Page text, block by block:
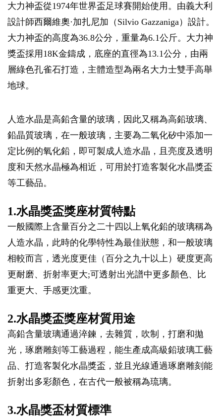
大力神盃從1974年世界盃足球賽開始使用。由義大利
設計師西爾維奧·加扎尼加（Silvio Gazzaniga）設計。
大力神盃的高度為36.8公分，重量為6.1公斤。大力神
獎盃採用18K金鑄成，底座的直徑為13.1公分，由兩
層綠色孔雀石打造，主體造型為兩名大力士雙手高舉
地球。
人造水晶是高鉛含量的玻璃，因此又稱為高鉛玻璃、
鉛晶質玻璃，在一般玻璃，主要為二氧化矽中添加一
定比例的氧化鉛，即可製成人造水晶，且亮度及透明
度和天然水晶極為相近，可用於打造客製化水晶獎盃
等工藝品。
1.水晶獎盃獎座材質特點
一般國際上含量百分之二十四以上氧化鉛的玻璃稱為
人造水晶，此時的化學特性為最佳狀態，和一般玻璃
相較而言，透光度更佳（百分之九十以上）硬度更高
更耐磨、折射率更大;可透射出光譜中更多顏色、比
重更大、手感更沈重。
2.水晶獎盃獎座材質用途
高鉛含量玻璃通過淬鍊，去雜質，吹制，打磨和拋
光，琢磨雕刻等工藝過程，能生產成高級鉛玻璃工藝
品、打造客製化水晶獎盃，並且光線通過琢磨雕刻能
折射出多彩顏色，在古代一般被稱為琉璃。
3.水晶獎盃材質標準